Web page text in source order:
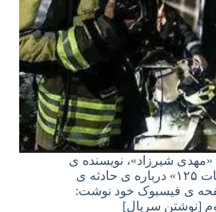
شیرزاد»، نویسنده ی
سریال تلویزیونی «عملیات ۱۲۵» درباره ی حادثه ی
ی فیسبوک خود نوشت:
[نوشتن سریال]